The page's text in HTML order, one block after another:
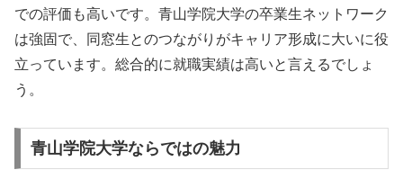
での評価も高いです。青山学院大学の卒業生ネットワーク
は強固で、同窓生とのつながりがキャリア形成に大いに役
立っています。総合的に就職実績は高いと言えるでしょ
う。
青山学院大学ならではの魅力